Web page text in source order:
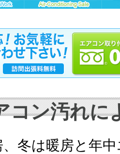
コン汚れに
、冬は暖房と年